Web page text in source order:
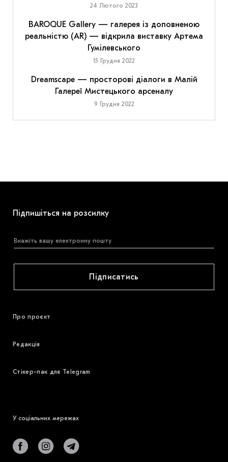
24 Лютого 2023
BAROQUE Gallery — галерея із доповненою
реальністю (AR) — відкрила виставку Артема
Гумілевського
15 Грудня 2022
Dreamscape — просторові діалоги в Малій
Галереї Мистецького арсеналу
9 Грудня 2022
Підпишіться на розсилку
Підписатись
Про проєкт
Редакція
Стікер-пак для Telegram
У соціальних мережах